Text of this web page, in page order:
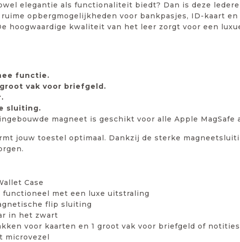
elegantie als functionaliteit biedt? Dan is deze
opbergmogelijkheden voor bankpasjes, ID-kaart
hoogwaardige kwaliteit van het leer zorgt voor een
functie.
vak voor briefgeld.
sluiting.
magneet is geschikt voor alle Apple MagSafe
jouw toestel optimaal. Dankzij de sterke
Case
met een luxe uitstraling
flip sluiting
in het zwart
voor kaarten en 1 groot vak voor briefgeld of notities
microvezel